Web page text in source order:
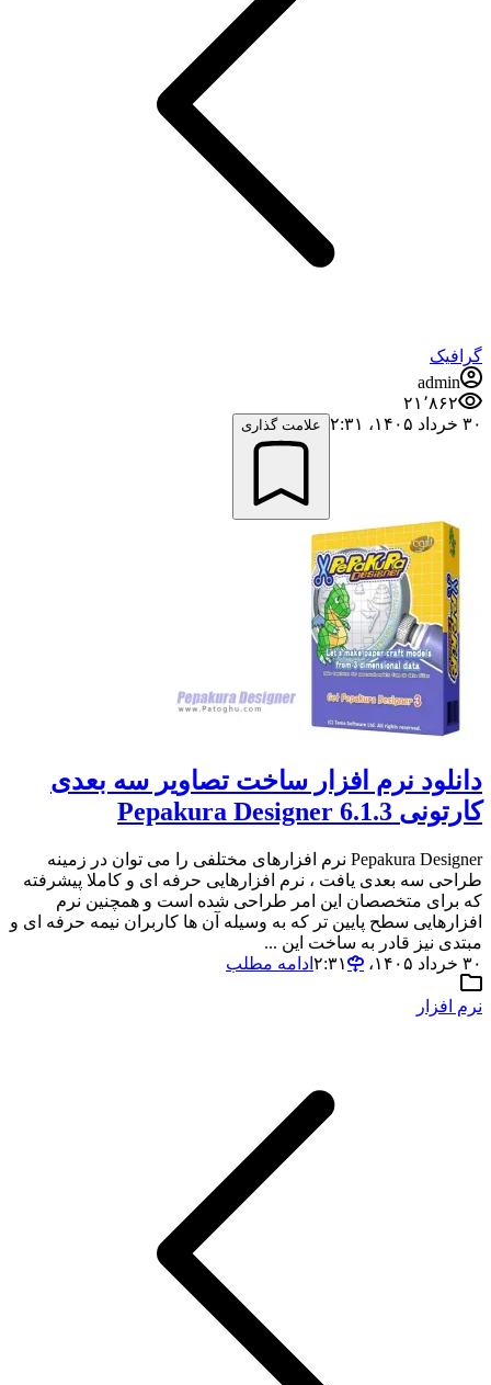
گرافیک
admin
۲۱٬۸۶۲
۳۰ خرداد ۱۴۰۵،‏ ۲:۳۱
علامت گذاری
دانلود نرم افزار ساخت تصاویر سه بعدی
کارتونی Pepakura Designer 6.1.3
Pepakura Designer نرم افزارهای مختلفی را می توان در زمینه
طراحی سه بعدی یافت ، نرم افزارهایی حرفه ای و کاملا پیشرفته
که برای متخصصان این امر طراحی شده است و همچنین نرم
افزارهایی سطح پایین تر که به وسیله آن ها کاربران نیمه حرفه ای و
مبتدی نیز قادر به ساخت این ...
۳۰ خرداد ۱۴۰۵،‏ ۲:۳۱
ادامه مطلب
نرم افزار